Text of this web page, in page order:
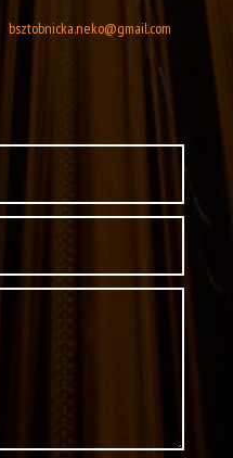
bsztobnicka.neko@gmail.com